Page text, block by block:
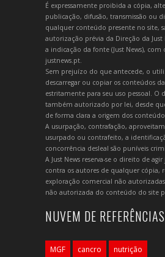
É expressamente proibida a cópia,
publicação, difusão, transmissão ou
qualquer conteúdo presente no site,
autorização prévia da Direção da Just
a indicação da fonte (Just News), com
justnews.pt.
Sem prejuízo do que antecede, o
descarregar ou copiar os conteúdos da
estritamente para seu uso pessoal. O
também autorizado por lei, desde
de forma clara a origem dos
A usurpação, contrafação,
usurpado ou contrafeito, a
concorrência desleal são puníveis
A Just News reserva-se o direito de
contra os autores de qualquer cópia,
exploração comercial não
não autorizada do conteúdo do site
NUVEM DE REFERÊNCIAS
MGF cancro nutrição